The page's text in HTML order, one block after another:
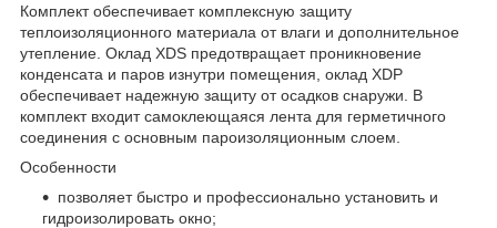
Комплект обеспечивает комплексную защиту
теплоизоляционного материала от влаги и дополнительное
утепление. Оклад XDS предотвращает проникновение
конденсата и паров изнутри помещения, оклад XDP
обеспечивает надежную защиту от осадков снаружи. В
комплект входит самоклеющаяся лента для герметичного
соединения с основным пароизоляционным слоем.
Особенности
позволяет быстро и профессионально установить и
гидроизолировать окно;